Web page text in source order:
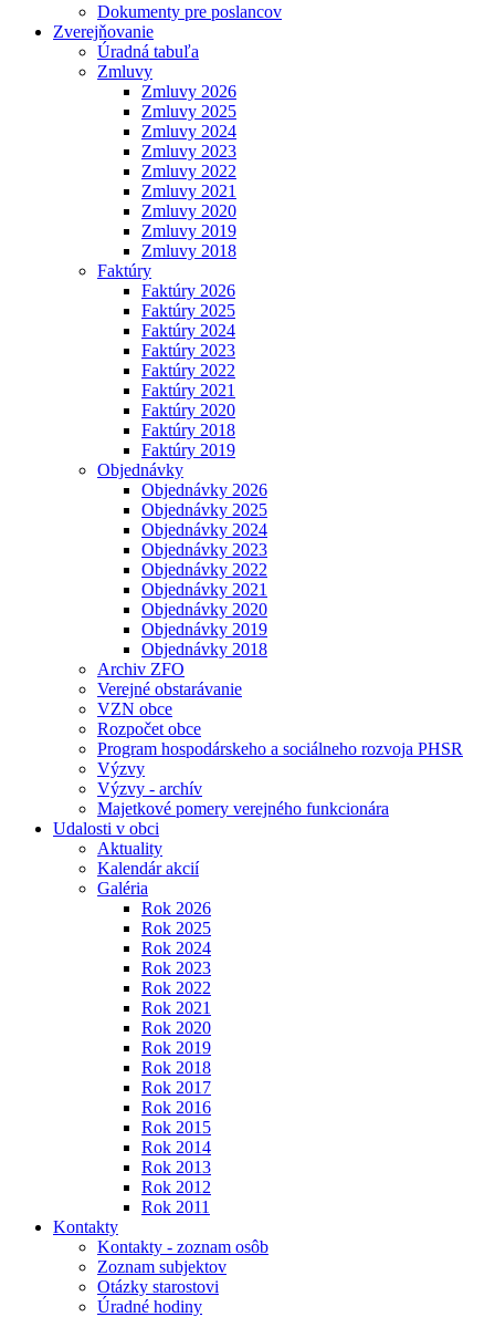
Dokumenty pre poslancov
Zverejňovanie
Úradná tabuľa
Zmluvy
Zmluvy 2026
Zmluvy 2025
Zmluvy 2024
Zmluvy 2023
Zmluvy 2022
Zmluvy 2021
Zmluvy 2020
Zmluvy 2019
Zmluvy 2018
Faktúry
Faktúry 2026
Faktúry 2025
Faktúry 2024
Faktúry 2023
Faktúry 2022
Faktúry 2021
Faktúry 2020
Faktúry 2018
Faktúry 2019
Objednávky
Objednávky 2026
Objednávky 2025
Objednávky 2024
Objednávky 2023
Objednávky 2022
Objednávky 2021
Objednávky 2020
Objednávky 2019
Objednávky 2018
Archiv ZFO
Verejné obstarávanie
VZN obce
Rozpočet obce
Program hospodárskeho a sociálneho rozvoja PHSR
Výzvy
Výzvy - archív
Majetkové pomery verejného funkcionára
Udalosti v obci
Aktuality
Kalendár akcií
Galéria
Rok 2026
Rok 2025
Rok 2024
Rok 2023
Rok 2022
Rok 2021
Rok 2020
Rok 2019
Rok 2018
Rok 2017
Rok 2016
Rok 2015
Rok 2014
Rok 2013
Rok 2012
Rok 2011
Kontakty
Kontakty - zoznam osôb
Zoznam subjektov
Otázky starostovi
Úradné hodiny